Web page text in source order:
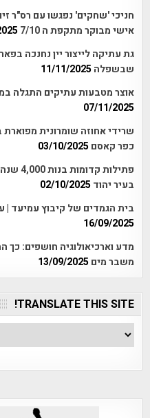
חניכי 'שחקים' נפגשו עם רס"ר
אישי מבוקר מתקפת ה 7/10
גת עתיקה לייצור יין נחנכה
שבשפלה 11/11/2025
אוצר מטבעות עתיקים התגלה
07/11/2025
כפר קאסם 03/10/2025
בעיר יהוד 02/10/2025
בית הגמדים של קיבוץ עמיעד
16/09/2025
מדע וארכיאולוגיה חושפים:
משבר מים 13/09/2025
TRANSLATE THIS SITE!